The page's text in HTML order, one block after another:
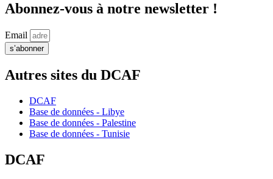
Abonnez-vous à notre newsletter !
Email
s’abonner
Autres sites du DCAF
DCAF
Base de données - Libye
Base de données - Palestine
Base de données - Tunisie
DCAF